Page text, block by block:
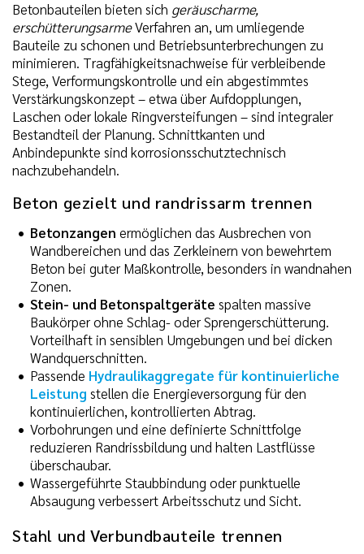
Betonbauteilen bieten sich geräuscharme,
erschütterungsarmeVerfahren an, um umliegende
Bauteile zu schonen und Betriebsunterbrechungen zu
minimieren. Tragfähigkeitsnachweise für verbleibende
Stege, Verformungskontrolle und ein abgestimmtes
Verstärkungskonzept – etwa über Aufdopplungen,
Laschen oder lokale Ringversteifungen – sind integraler
Bestandteil der Planung. Schnittkanten und
Anbindepunkte sind korrosionsschutztechnisch
nachzubehandeln.
Beton gezielt und randrissarm trennen
Betonzangen ermöglichen das Ausbrechen von
Wandbereichen und das Zerkleinern von bewehrtem
Beton bei guter Maßkontrolle, besonders in wandnahen
Zonen.
Stein- und Betonspaltgeräte spalten massive
Baukörper ohne Schlag- oder Sprengerschütterung.
Vorteilhaft in sensiblen Umgebungen und bei dicken
Wandquerschnitten.
Passende Hydraulikaggregate für kontinuierliche
Leistung stellen die Energieversorgung für den
kontinuierlichen, kontrollierten Abtrag.
Vorbohrungen und eine definierte Schnittfolge
reduzieren Randrissbildung und halten Lastflüsse
überschaubar.
Wassergeführte Staubbindung oder punktuelle
Absaugung verbessert Arbeitsschutz und Sicht.
Stahl und Verbundbauteile trennen